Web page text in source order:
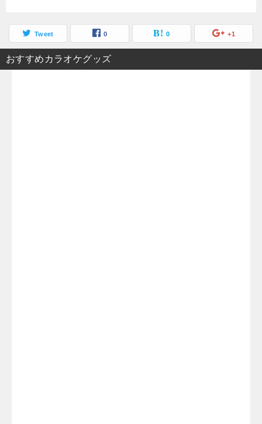
Tweet 0 0 +1
おすすめカラオケグッズ